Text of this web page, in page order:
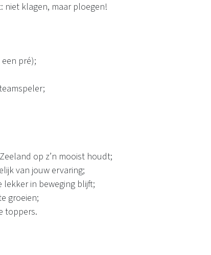
niet klagen, maar ploegen!
pré);
op z’n mooist houdt;
van jouw ervaring;
lekker in beweging blijft;
groeien;
toppers.